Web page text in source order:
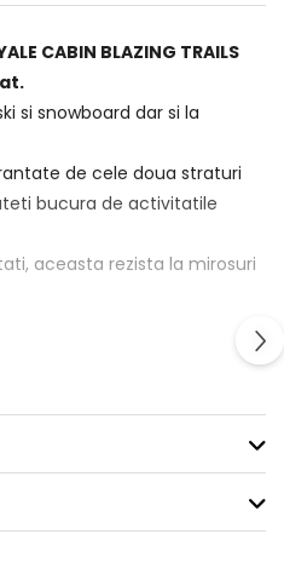
CABIN BLAZING TRAILS
si snowboard dar si la
de cele doua straturi
bucura de activitatile
aceasta rezista la mirosuri